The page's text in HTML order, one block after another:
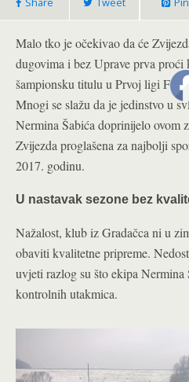
Malo tko je očekivao da će
dugovima i bez Uprave prva
šampionsku titulu u Prvoj ligi
Mnogi se slažu da je jedinstvo u
Nermina Šabića doprinijelo ovom
Zvijezda proglašena za najbolji
2017. godinu.
U nastavak sezone bez
Nažalost, klub iz Gradačca ni u
obaviti kvalitetne pripreme.
uvjeti razlog su što ekipa Nermina
kontrolnih utakmica.